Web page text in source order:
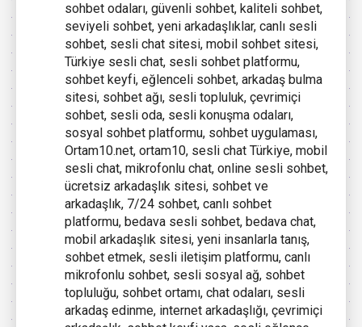
sohbet odaları, güvenli sohbet, kaliteli sohbet,
seviyeli sohbet, yeni arkadaşlıklar, canlı sesli
sohbet, sesli chat sitesi, mobil sohbet sitesi,
Türkiye sesli chat, sesli sohbet platformu,
sohbet keyfi, eğlenceli sohbet, arkadaş bulma
sitesi, sohbet ağı, sesli topluluk, çevrimiçi
sohbet, sesli oda, sesli konuşma odaları,
sosyal sohbet platformu, sohbet uygulaması,
Ortam10.net, ortam10, sesli chat Türkiye, mobil
sesli chat, mikrofonlu chat, online sesli sohbet,
ücretsiz arkadaşlık sitesi, sohbet ve
arkadaşlık, 7/24 sohbet, canlı sohbet
platformu, bedava sesli sohbet, bedava chat,
mobil arkadaşlık sitesi, yeni insanlarla tanış,
sohbet etmek, sesli iletişim platformu, canlı
mikrofonlu sohbet, sesli sosyal ağ, sohbet
topluluğu, sohbet ortamı, chat odaları, sesli
arkadaş edinme, internet arkadaşlığı, çevrimiçi